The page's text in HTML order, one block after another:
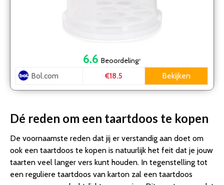
6.6 Beoordeling*
Bol.com €18.5 Bekijken
Dé reden om een taartdoos te kopen
De voornaamste reden dat jij er verstandig aan doet om
ook een taartdoos te kopen is natuurlijk het feit dat je jouw
taarten veel langer vers kunt houden. In tegenstelling tot
een reguliere taartdoos van karton zal een taartdoos